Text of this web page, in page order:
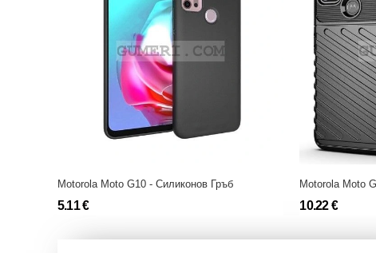
Motorola Moto G10 - Силиконов Гръб
5.11 € 10.22 €